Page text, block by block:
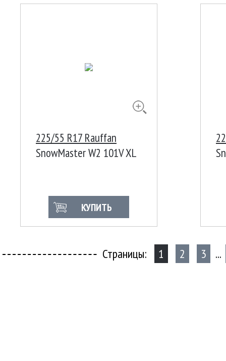
225/55 R17 Rauffan
SnowMaster W2 101V XL
КУПИТЬ
Страницы: 1 2 3 ...